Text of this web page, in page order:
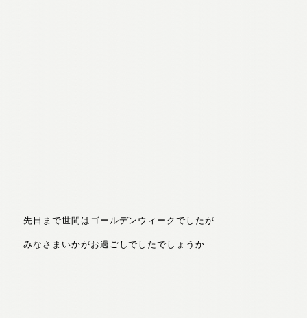
先日まで世間はゴールデンウィークでしたが
みなさまいかがお過ごしでしたでしょうか